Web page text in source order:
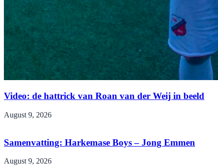
Video: de hattrick van Roan van der Weij in beeld
August 9, 2026
Samenvatting: Harkemase Boys – Jong Emmen
August 9, 2026